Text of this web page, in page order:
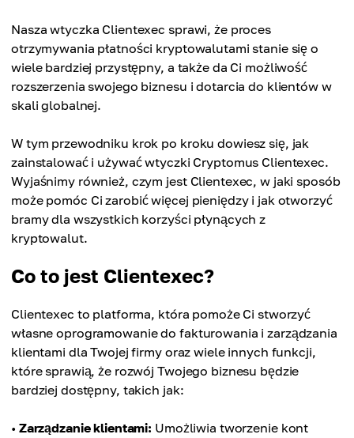
Nasza wtyczka Clientexec sprawi, że proces
otrzymywania płatności kryptowalutami stanie się o
wiele bardziej przystępny, a także da Ci możliwość
rozszerzenia swojego biznesu i dotarcia do klientów w
skali globalnej.
W tym przewodniku krok po kroku dowiesz się, jak
zainstalować i używać wtyczki Cryptomus Clientexec.
Wyjaśnimy również, czym jest Clientexec, w jaki sposób
może pomóc Ci zarobić więcej pieniędzy i jak otworzyć
bramy dla wszystkich korzyści płynących z
kryptowalut.
Co to jest Clientexec?
Clientexec to platforma, która pomoże Ci stworzyć
własne oprogramowanie do fakturowania i zarządzania
klientami dla Twojej firmy oraz wiele innych funkcji,
które sprawią, że rozwój Twojego biznesu będzie
bardziej dostępny, takich jak:
• Zarządzanie klientami: Umożliwia tworzenie kont